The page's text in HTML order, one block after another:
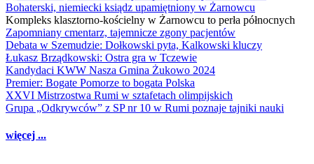
Bohaterski, niemiecki ksiądz upamiętniony w Żarnowcu
Kompleks klasztorno-kościelny w Żarnowcu to perła północnych
Zapomniany cmentarz, tajemnicze zgony pacjentów
Debata w Szemudzie: Dołkowski pyta, Kalkowski kluczy
Łukasz Brządkowski: Ostra gra w Tczewie
Kandydaci KWW Nasza Gmina Żukowo 2024
Premier: Bogate Pomorze to bogata Polska
XXVI Mistrzostwa Rumi w sztafetach olimpijskich
Grupa „Odkrywców” z SP nr 10 w Rumi poznaje tajniki nauki
więcej ...